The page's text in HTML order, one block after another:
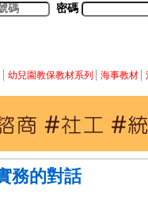
密碼
幼兒園教保教材系列 海事教材
務的對話